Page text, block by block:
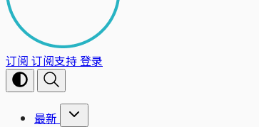
订阅 订阅支持登录
最新